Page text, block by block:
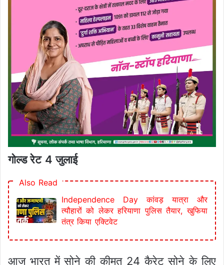
गोल्ड रेट 4 जुलाई
Also Read
Independence Day कांवड़ यात्रा और
त्यौहारों को लेकर हरियाणा पुलिस तैयार, खुफिया
तंत्र किया एक्टिवेट
आज भारत में सोने की कीमत 24 कैरेट सोने के लिए